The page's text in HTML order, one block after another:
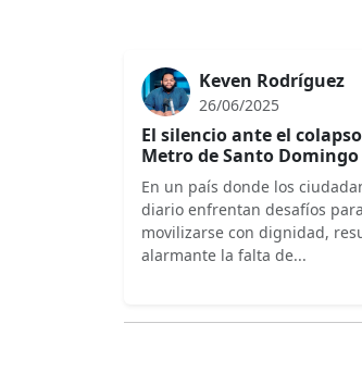
Keven Rodríguez
26/06/2025
El silencio ante el
Metro de Santo Domingo
En un país donde los
diario enfrentan desafíos para
movilizarse con dignidad,
alarmante la falta de...